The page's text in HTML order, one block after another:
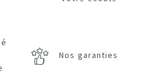
Nos garanties